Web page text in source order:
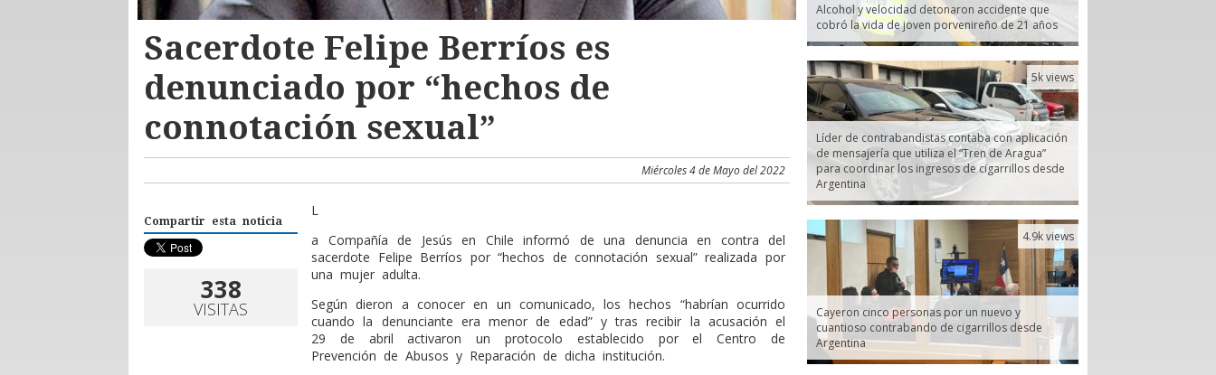
Sacerdote Felipe Berríos es
denunciado por “hechos de
connotación sexual”
Miércoles 4 de Mayo del 2022
Compartir esta noticia
338
VISITAS
L
a Compañía de Jesús en Chile informó de una denuncia en contra del
sacerdote Felipe Berríos por “hechos de connotación sexual” realizada por
una mujer adulta.
Según dieron a conocer en un comunicado, los hechos “habrían ocurrido
cuando la denunciante era menor de edad” y tras recibir la acusación el
29 de abril activaron un protocolo establecido por el Centro de
Prevención de Abusos y Reparación de dicha institución.
Alcohol y velocidad detonaron accidente que
cobró la vida de joven porvenireño de 21 años
Líder de contrabandistas contaba con aplicación
de mensajería que utiliza el “Tren de Aragua”
para coordinar los ingresos de cigarrillos desde
Argentina
5k views
Cayeron cinco personas por un nuevo y
cuantioso contrabando de cigarrillos desde
Argentina
4.9k views